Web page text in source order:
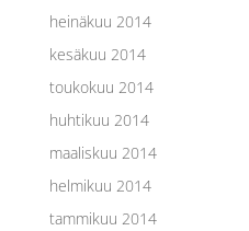
heinäkuu 2014
kesäkuu 2014
toukokuu 2014
huhtikuu 2014
maaliskuu 2014
helmikuu 2014
tammikuu 2014